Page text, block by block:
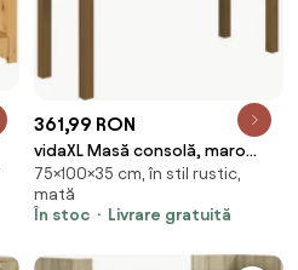
361,99 RON
vidaXL Masă consolă, maro
miere, 100x35x75 cm, lemn
masiv de pin
75×100×35 cm, în stil rustic,
mată
În stoc
Livrare gratuită